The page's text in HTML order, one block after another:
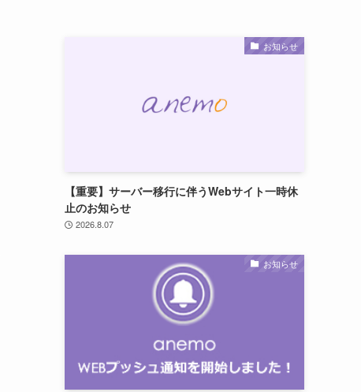
お知らせ
【重要】サーバー移行に伴うWebサイト一時休
止のお知らせ
2026.8.07
お知らせ